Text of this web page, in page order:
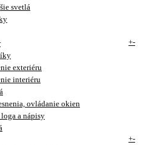
svetlá
+-
exteriéru
interiéru
ovládanie okien
a nápisy
+-